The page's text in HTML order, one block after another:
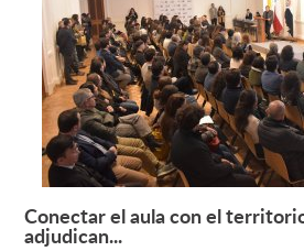
Conectar el aula con el
adjudican...